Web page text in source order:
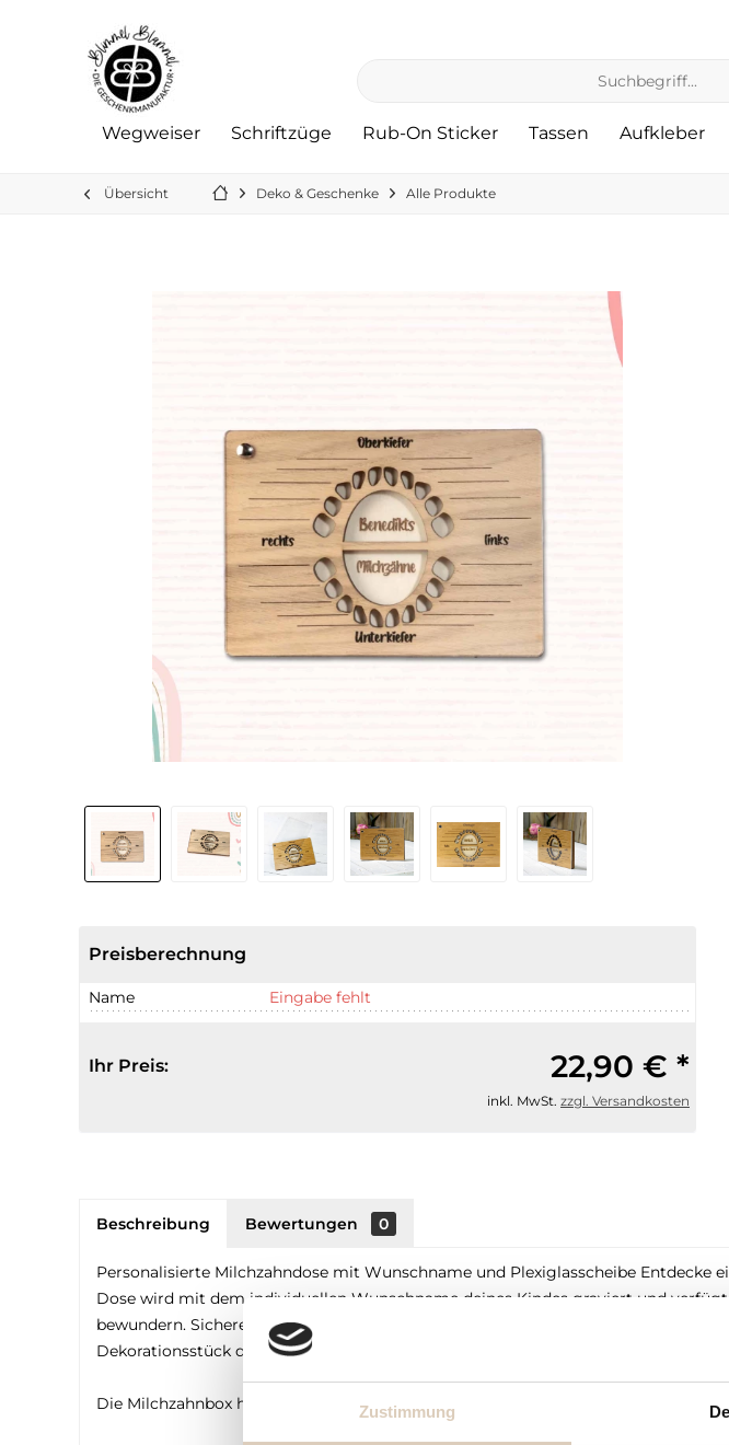
Zustimmung
Wegweiser Schriftzüge Rub-On Sticker Tassen Aufkleber
Übersicht Deko & Geschenke Alle Produkte
Preisberechnung
Name Eingabe fehlt
Ihr Preis: 22,90 € *
inkl. MwSt. zzgl. Versandkosten
Beschreibung Bewertungen 0
Personalisierte Milchzahndose mit Wunschname und Plexiglasscheibe
Dose wird mit dem individuellen Wunschname deines Kindes graviert und
bewundern. Sichere die kostbaren Erinnerungen an die ersten Milchzähne
Dekorationsstück dient. Ein ideales Geschenk zur Geburt, Taufe oder dem ersten
Die Milchzahnbox hat eine Größe von ca. 20 x 14 cm. Die Löcher für die Zähne